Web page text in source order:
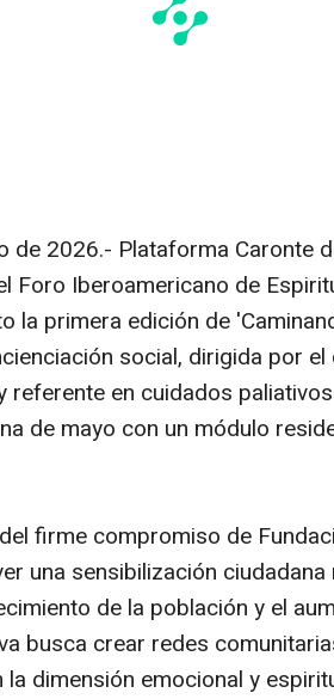
de 2026.- Plataforma Caronte
Foro Iberoamericano de
la primera edición de
social, dirigida por
referente en cuidados
de mayo con un módulo
firme compromiso de
una sensibilización ciudadana
de la población y el
busca crear redes
dimensión emocional y